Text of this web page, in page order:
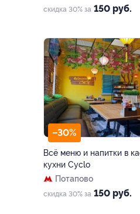
скидка 30% за 150 руб.
–30%
Всё меню и напитки в
кухни Cyclo
Потапово
скидка 30% за 150 руб.